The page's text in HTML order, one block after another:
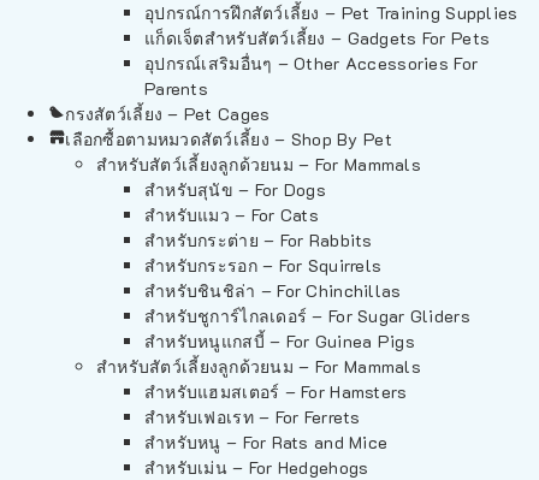
อุปกรณ์การฝึกสัตว์เลี้ยง – Pet Training Supplies
แก็ดเจ็ตสำหรับสัตว์เลี้ยง – Gadgets For Pets
อุปกรณ์เสริมอื่นๆ – Other Accessories For
Parents
กรงสัตว์เลี้ยง – Pet Cages
เลือกซื้อตามหมวดสัตว์เลี้ยง – Shop By Pet
สำหรับสัตว์เลี้ยงลูกด้วยนม – For Mammals
สำหรับสุนัข – For Dogs
สำหรับแมว – For Cats
สำหรับกระต่าย – For Rabbits
สำหรับกระรอก – For Squirrels
สำหรับชินชิล่า – For Chinchillas
สำหรับชูการ์ไกลเดอร์ – For Sugar Gliders
สำหรับหนูแกสบี้ – For Guinea Pigs
สำหรับสัตว์เลี้ยงลูกด้วยนม – For Mammals
สำหรับแฮมสเตอร์ – For Hamsters
สำหรับเฟอเรท – For Ferrets
สำหรับหนู – For Rats and Mice
สำหรับเม่น – For Hedgehogs